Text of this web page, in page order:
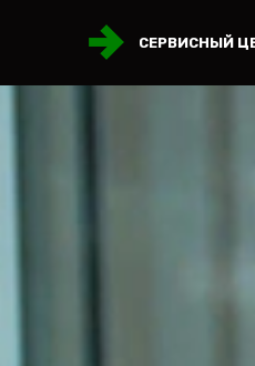
СЕРВИСНЫЙ